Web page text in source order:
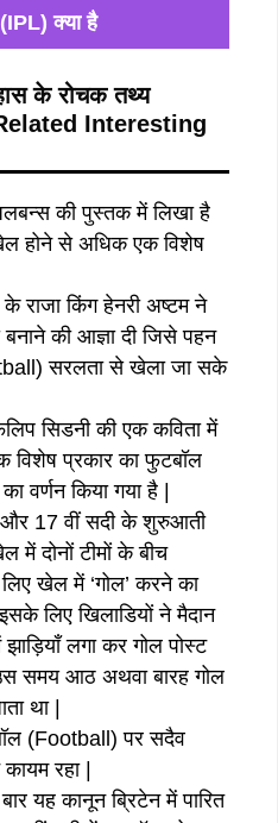
क्या है
के रोचक तथ्य
Interesting
की पुस्तक में लिखा है
होने से अधिक एक विशेष
राजा किंग हेनरी अष्टम ने
की आज्ञा दी जिसे पहन
सरलता से खेला जा सके
सिडनी की एक कविता में
विशेष प्रकार का फुटबॉल
वर्णन किया गया है |
17 वीं सदी के शुरुआती
में दोनों टीमों के बीच
खेल में ‘गोल’ करने का
लिए खिलाडियों ने मैदान
झाड़ियाँ लगा कर गोल पोस्ट
उस समय आठ अथवा बारह गोल
था |
(Football) पर सदैव
रहा |
यह कानून ब्रिटेन में पारित